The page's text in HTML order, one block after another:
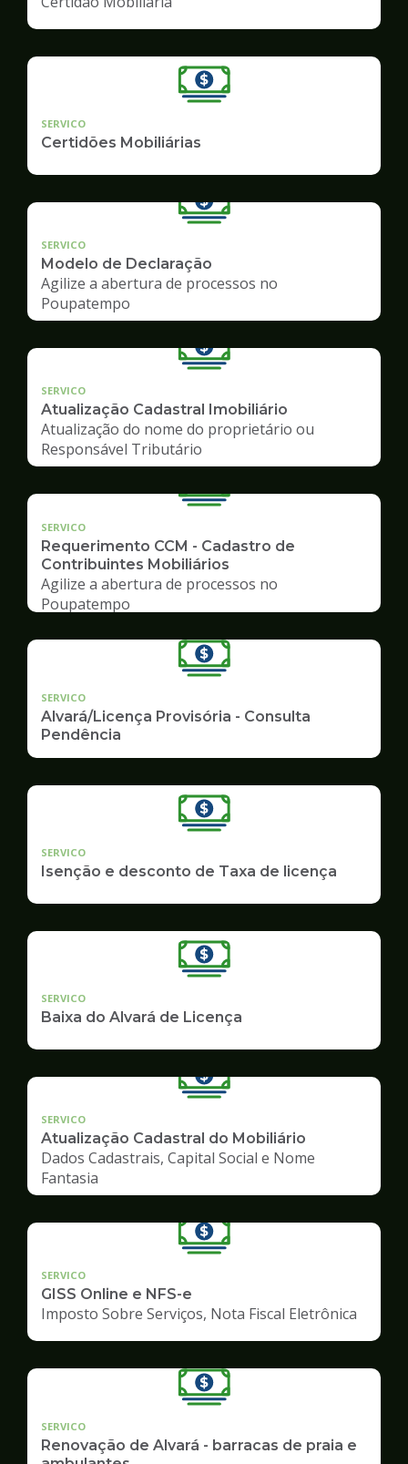
SERVICO
Certidões Mobiliárias
SERVICO
Modelo de Declaração
Agilize a abertura de processos no
Poupatempo
SERVICO
Atualização Cadastral Imobiliário
Atualização do nome do proprietário ou
Responsável Tributário
SERVICO
Requerimento CCM - Cadastro de
Contribuintes Mobiliários
Agilize a abertura de processos no
Poupatempo
SERVICO
Alvará/Licença Provisória - Consulta
Pendência
SERVICO
Isenção e desconto de Taxa de licença
SERVICO
Baixa do Alvará de Licença
SERVICO
Atualização Cadastral do Mobiliário
Dados Cadastrais, Capital Social e Nome
Fantasia
SERVICO
GISS Online e NFS-e
Imposto Sobre Serviços, Nota Fiscal Eletrônica
SERVICO
Renovação de Alvará - barracas de praia e